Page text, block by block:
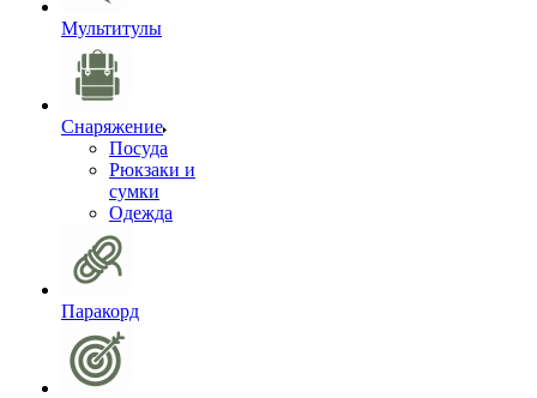
Мультитулы
Снаряжение
Посуда
Рюкзаки и
сумки
Одежда
Паракорд